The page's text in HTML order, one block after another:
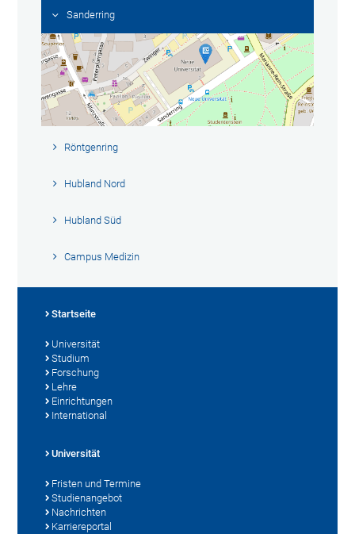
Sanderring
Röntgenring
Hubland Nord
Hubland Süd
Campus Medizin
Startseite
Universität
Studium
Forschung
Lehre
Einrichtungen
International
Universität
Fristen und Termine
Studienangebot
Nachrichten
Karriereportal